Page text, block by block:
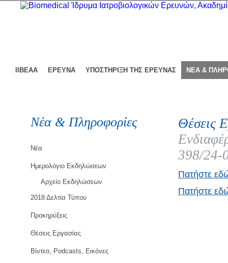
ΙΙΒΕΑΑ ΕΡΕΥΝΑ ΥΠΟΣΤΗΡΙΞΗ ΤΗΣ ΕΡΕΥΝΑΣ ΝΕΑ &
Νέα & Πληροφορίες
Νέα
Ημερολόγιο Εκδηλώσεων
Αρχείο Εκδηλώσεων
2018 Δελτία Τύπου
Προκηρύξεις
Θέσεις Εργασίας
Βίντεο, Podcasts, Εικόνες
Θέσεις
398/24-
Πατήστε
Πατήστε